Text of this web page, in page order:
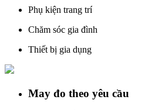
Phụ kiện trang trí
Chăm sóc gia đình
Thiết bị gia dụng
May đo theo yêu cầu